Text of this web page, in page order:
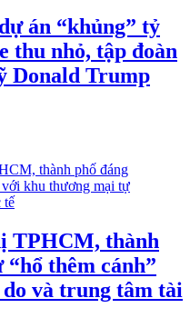
án “khủng” tỷ
thu nhỏ, tập đoàn
Donald Trump
TPHCM, thành
“hổ thêm cánh”
và trung tâm tài